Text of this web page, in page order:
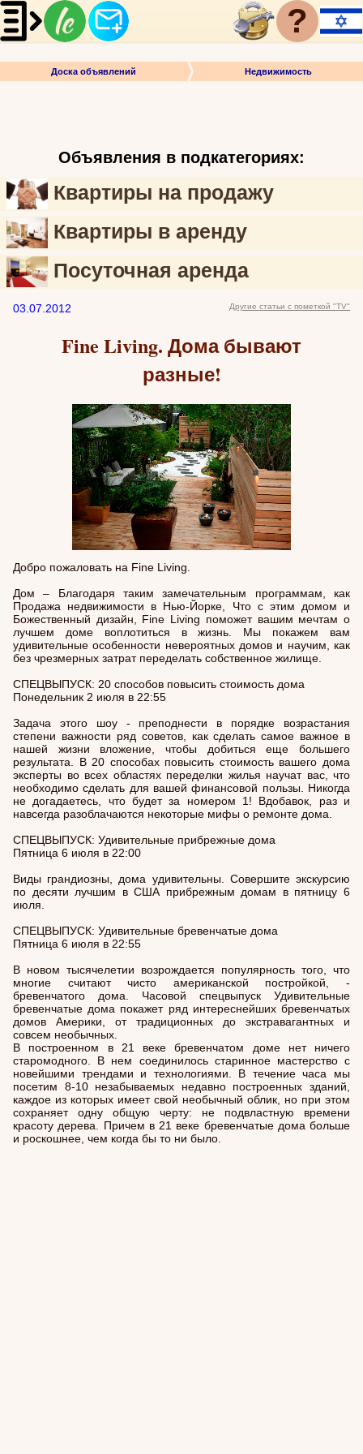
?
Доска объявлений Недвижимость
Объявления в подкатегориях:
Квартиры на продажу
Квартиры в аренду
Посуточная аренда
03.07.2012 Другие статьи с пометкой "TV"
Fine Living. Дома бывают
разные!
Добро пожаловать на Fine Living.
Дом – Благодаря таким замечательным программам, как
Продажа недвижимости в Нью-Йорке, Что с этим домом и
Божественный дизайн, Fine Living поможет вашим мечтам о
лучшем доме воплотиться в жизнь. Мы покажем вам
удивительные особенности невероятных домов и научим, как
без чрезмерных затрат переделать собственное жилище.
СПЕЦВЫПУСК: 20 способов повысить стоимость дома
Понедельник 2 июля в 22:55
Задача этого шоу - преподнести в порядке возрастания
степени важности ряд советов, как сделать самое важное в
нашей жизни вложение, чтобы добиться еще большего
результата. В 20 способах повысить стоимость вашего дома
эксперты во всех областях переделки жилья научат вас, что
необходимо сделать для вашей финансовой пользы. Никогда
не догадаетесь, что будет за номером 1! Вдобавок, раз и
навсегда разоблачаются некоторые мифы о ремонте дома.
СПЕЦВЫПУСК: Удивительные прибрежные дома
Пятница 6 июля в 22:00
Виды грандиозны, дома удивительны. Совершите экскурсию
по десяти лучшим в США прибрежным домам в пятницу 6
июля.
СПЕЦВЫПУСК: Удивительные бревенчатые дома
Пятница 6 июля в 22:55
В новом тысячелетии возрождается популярность того, что
многие считают чисто американской постройкой, -
бревенчатого дома. Часовой спецвыпуск Удивительные
бревенчатые дома покажет ряд интереснейших бревенчатых
домов Америки, от традиционных до экстравагантных и
совсем необычных.
В построенном в 21 веке бревенчатом доме нет ничего
старомодного. В нем соединилось старинное мастерство с
новейшими трендами и технологиями. В течение часа мы
посетим 8-10 незабываемых недавно построенных зданий,
каждое из которых имеет свой необычный облик, но при этом
сохраняет одну общую черту: не подвластную времени
красоту дерева. Причем в 21 веке бревенчатые дома больше
и роскошнее, чем когда бы то ни было.